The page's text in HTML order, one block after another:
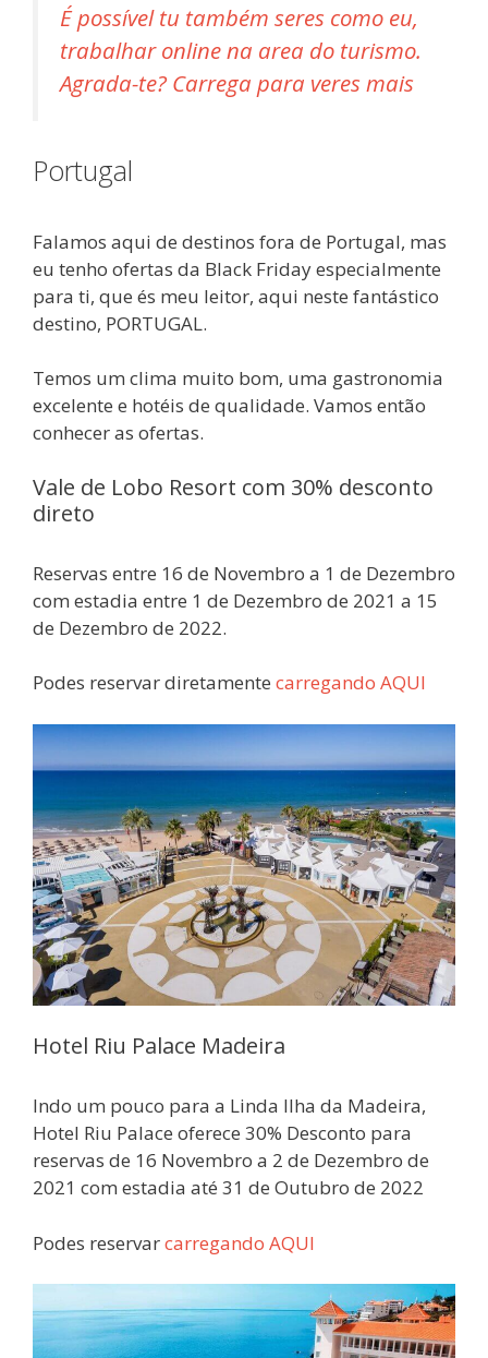
É possível tu também seres como eu,
trabalhar online na area do turismo.
Agrada-te? Carrega para veres mais
Portugal
Falamos aqui de destinos fora de Portugal, mas
eu tenho ofertas da Black Friday especialmente
para ti, que és meu leitor, aqui neste fantástico
destino, PORTUGAL.
Temos um clima muito bom, uma gastronomia
excelente e hotéis de qualidade. Vamos então
conhecer as ofertas.
Vale de Lobo Resort com 30% desconto
direto
Reservas entre 16 de Novembro a 1 de Dezembro
com estadia entre 1 de Dezembro de 2021 a 15
de Dezembro de 2022.
Podes reservar diretamente carregando AQUI
Hotel Riu Palace Madeira
Indo um pouco para a Linda Ilha da Madeira,
Hotel Riu Palace oferece 30% Desconto para
reservas de 16 Novembro a 2 de Dezembro de
2021 com estadia até 31 de Outubro de 2022
Podes reservarcarregando AQUI